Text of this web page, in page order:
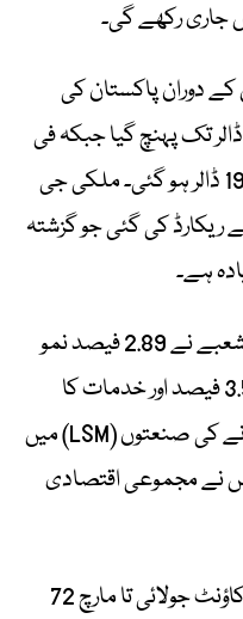
جاری رکھے گی۔
کے دوران پاکستان کی
بڑھ کر 452.1 ارب ڈالر تک پہنچ گیا جبکہ فی
کس آمدن 1751 ڈالر سے بڑھ کر 1901 ڈالر ہو گئی۔ ملکی جی
کھرب روپے ریکارڈ کی گئی جو گزشتہ
اقتصادی سروے کے مطابق زرعی شعبے نے 2.89 فیصد نمو
حاصل کی جبکہ صنعتی شعبہ 3.51 فیصد اور خدمات کا
شعبہ 4.09 فیصد بڑھا۔ بڑے پیمانے کی صنعتوں (LSM) میں
جس نے مجموعی اقتصادی
محمد اورنگزیب نے بتایا کہ کرنٹ اکاؤنٹ جولائی تا مارچ 72